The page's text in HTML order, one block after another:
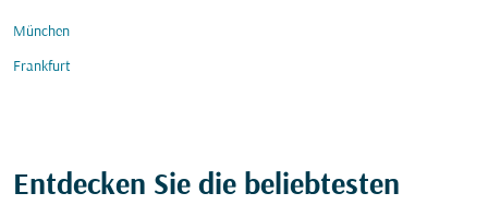
München
Frankfurt
Entdecken Sie die beliebtesten